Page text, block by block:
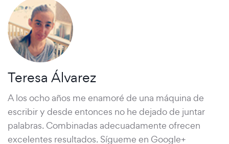
Teresa Álvarez
A los ocho años me enamoré de una máquina de
escribir y desde entonces no he dejado de juntar
palabras. Combinadas adecuadamente ofrecen
excelentes resultados. Sígueme en Google+